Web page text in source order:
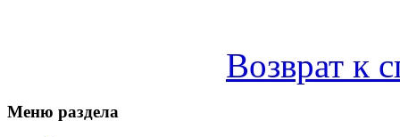
Возврат к
Меню раздела